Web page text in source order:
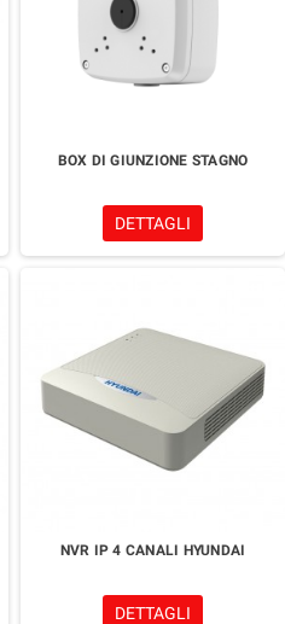
BOX DI GIUNZIONE STAGNO
DETTAGLI
NVR IP 4 CANALI HYUNDAI
DETTAGLI